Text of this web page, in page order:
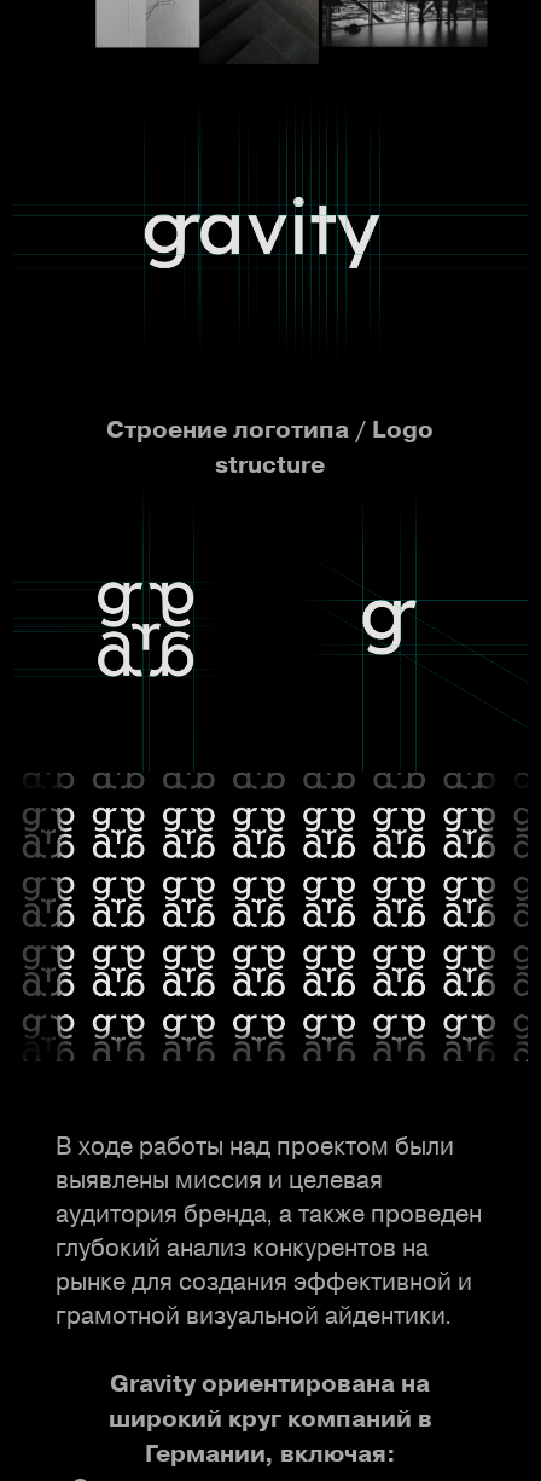
Строение логотипа / Logo
structure
В ходе работы над проектом были
выявлены миссия и целевая
аудитория бренда, а также проведен
глубокий анализ конкурентов на
рынке для создания эффективной и
грамотной визуальной айдентики.
Gravity ориентирована на
широкий круг компаний в
Германии, включая: